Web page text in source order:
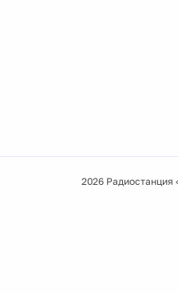
2026